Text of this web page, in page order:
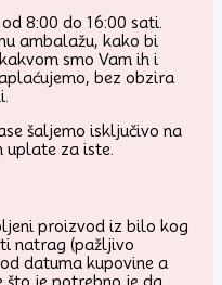
8:00 do 16:00 sati.
ambalažu, kako bi
smo Vam ih i
bez obzira
šaljemo isključivo na
uplate za iste.
proizvod iz bilo kog
natrag (pažljivo
datuma kupovine a
što je potrebno je da